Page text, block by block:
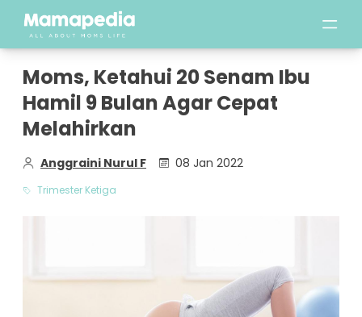
Moms, Ketahui 20 Senam Ibu
Hamil 9 Bulan Agar Cepat
Melahirkan
Anggraini Nurul F 08 Jan 2022
Trimester Ketiga